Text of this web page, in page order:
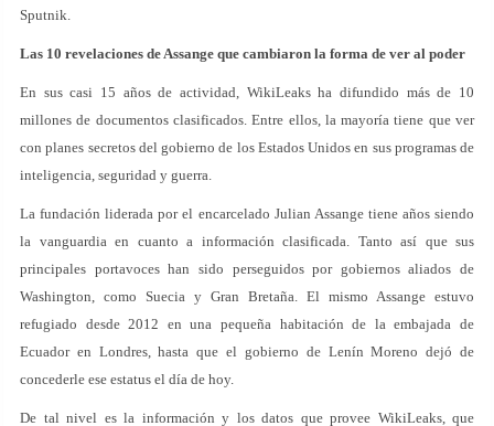
Sputnik.
Las 10 revelaciones de Assange que cambiaron la forma de ver al poder
En sus casi 15 años de actividad, WikiLeaks ha difundido más de 10
millones de documentos clasificados. Entre ellos, la mayoría tiene que ver
con planes secretos del gobierno de los Estados Unidos en sus programas de
inteligencia, seguridad y guerra.
La fundación liderada por el encarcelado Julian Assange tiene años siendo
la vanguardia en cuanto a información clasificada. Tanto así que sus
principales portavoces han sido perseguidos por gobiernos aliados de
Washington, como Suecia y Gran Bretaña. El mismo Assange estuvo
refugiado desde 2012 en una pequeña habitación de la embajada de
Ecuador en Londres, hasta que el gobierno de Lenín Moreno dejó de
concederle ese estatus el día de hoy.
De tal nivel es la información y los datos que provee WikiLeaks, que